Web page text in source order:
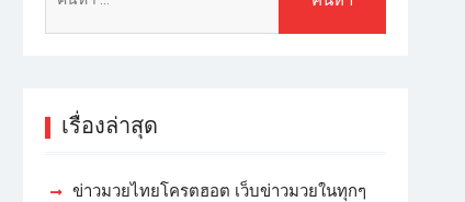
เรื่องล่าสุด
ข่าวมวยไทยโครตฮอต เว็บข่าวมวยในทุกๆ